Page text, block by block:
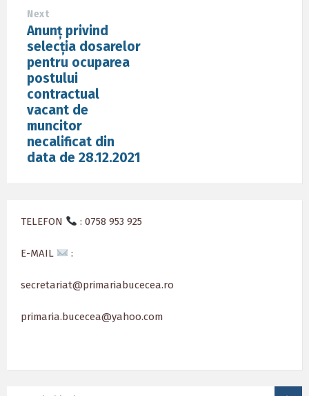
Next
Anunț privind
selecția dosarelor
pentru ocuparea
postului
contractual
vacant de
muncitor
necalificat din
data de 28.12.2021
TELEFON : 0758 953 925
E-MAIL :
secretariat@primariabucecea.ro
primaria.bucecea@yahoo.com